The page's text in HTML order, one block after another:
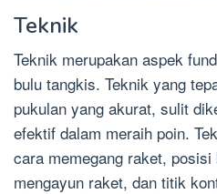
Teknik
Teknik merupakan aspek
bulu tangkis. Teknik yang
pukulan yang akurat, sulit
efektif dalam meraih poin.
cara memegang raket, posisi
mengayun raket, dan titik